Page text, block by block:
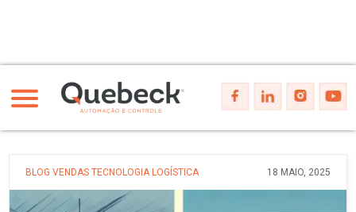
BLOG VENDAS TECNOLOGIA LOGÍSTICA 18 MAIO, 2025